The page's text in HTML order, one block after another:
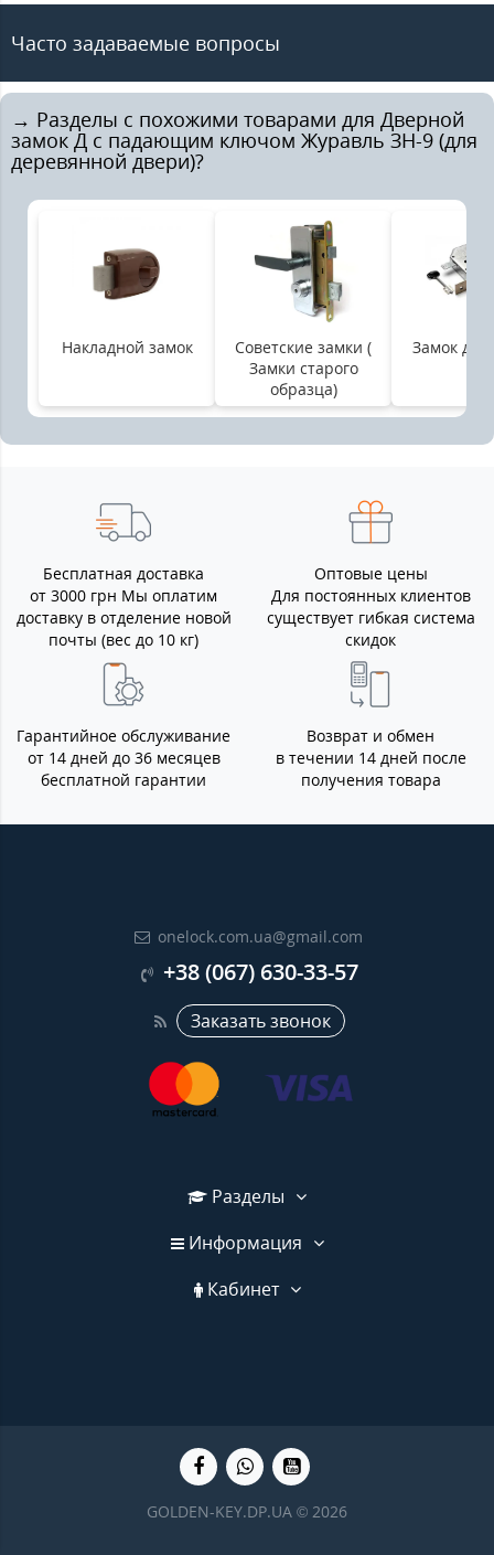
Часто задаваемые вопросы
→ Разделы с похожими товарами для Дверной
замок Д с падающим ключом Журавль ЗН-9 (для
деревянной двери)?
Накладной замок
Советские замки (
Замки старого
образца)
Замок для
Бесплатная доставка
от 3000 грн Мы оплатим
доставку в отделение новой
почты (вес до 10 кг)
Оптовые цены
Для постоянных клиентов
существует гибкая система
скидок
Гарантийное обслуживание
от 14 дней до 36 месяцев
бесплатной гарантии
Возврат и обмен
в течении 14 дней после
получения товара
onelock.com.ua@gmail.com
+38 (067) 630-33-57
Заказать звонок
Разделы
Информация
Кабинет
GOLDEN-KEY.DP.UA © 2026